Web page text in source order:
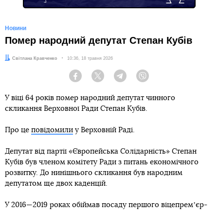
Новини
Помер народний депутат Степан Кубів
Автор:
Світлана Кравченко Дата:
10:36, 18 травня 2026
Facebook Twitter Telegram
У віці 64 років помер народний депутат чинного
скликання Верховної Ради Степан Кубів.
Про це повідомили у Верховній Раді.
Депутат від партії «Європейська Солідарність» Степан
Кубів був членом комітету Ради з питань економічного
розвитку. До нинішнього скликання був народним
депутатом ще двох каденцій.
У 2016—2019 роках обіймав посаду першого віцепремʼєр-